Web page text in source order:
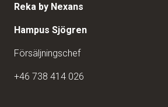
Reka by Nexans
Hampus Sjögren
Försäljningschef
+46 738 414 026